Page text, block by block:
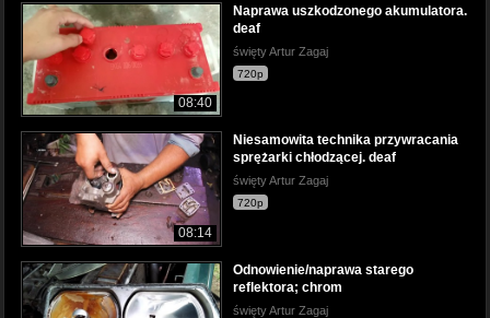
08:40
Naprawa uszkodzonego akumulatora.
deaf
święty Artur Zagaj
720p
08:14
Niesamowita technika przywracania
sprężarki chłodzącej. deaf
święty Artur Zagaj
720p
Odnowienie/naprawa starego
reflektora; chrom
święty Artur Zagaj